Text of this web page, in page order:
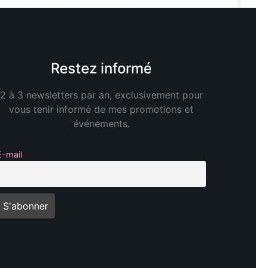
Restez informé
2 à 3 newsletters par an, exclusivement pour
vous tenir informé de mes promotions et
événements.
mail